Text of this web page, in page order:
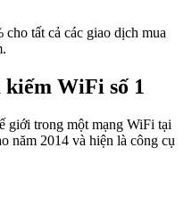
tất cả các giao dịch mua
WiFi số 1
giới trong một mạng WiFi tại
năm 2014 và hiện là công cụ